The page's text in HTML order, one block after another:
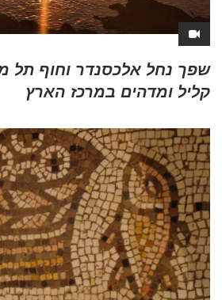
שפך נחל אלכסנדר וחוף תל
קליל ומדהים במרכז הארץ